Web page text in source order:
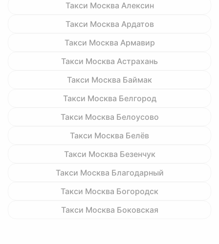
Такси Москва Алексин
Такси Москва Ардатов
Такси Москва Армавир
Такси Москва Астрахань
Такси Москва Баймак
Такси Москва Белгород
Такси Москва Белоусово
Такси Москва Белёв
Такси Москва Безенчук
Такси Москва Благодарный
Такси Москва Богородск
Такси Москва Боковская